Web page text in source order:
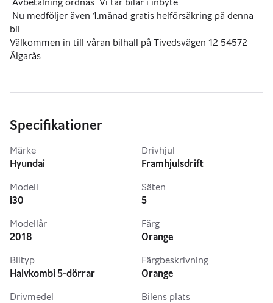
bil
Välkommen in till våran bilhall på Tivedsvägen 12 54572
Älgarås
Specifikationer
Märke
Hyundai
Modell
i30
Modellår
2018
Biltyp
Halvkombi 5-dörrar
Drivmedel
Drivhjul
Framhjulsdrift
Säten
5
Färg
Orange
Färgbeskrivning
Orange
Bilens plats